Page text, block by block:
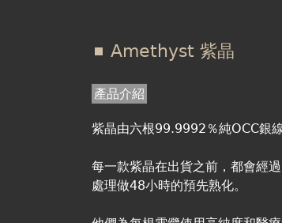
Amethyst 紫晶
產品介紹
紫晶由六根99.9992％純OCC銀
每一款紫晶在出貨之前，都會
處理做48小時的預先熟化。